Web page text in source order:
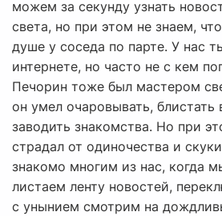
можем за секунду узнать
света, но при этом не знаем,
душе у соседа по парте. У нас
интернете, но часто не с кем
Печорин тоже был мастером
он умел очаровывать, блистать
заводить знакомства. Но при
страдал от одиночества и
знакомо многим из нас, когда
листаем ленту новостей,
с унынием смотрим на